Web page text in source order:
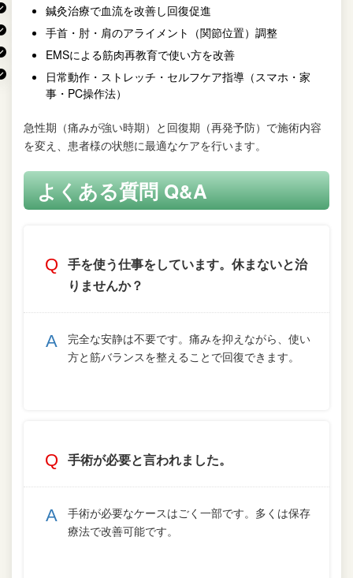
鍼灸治療で血流を改善し回復促進
手首・肘・肩のアライメント（関節位置）調整
EMSによる筋肉再教育で使い方を改善
日常動作・ストレッチ・セルフケア指導（スマホ・家
事・PC操作法）
急性期（痛みが強い時期）と回復期（再発予防）で施術内容
を変え、患者様の状態に最適なケアを行います。
よくある質問 Q&A
手を使う仕事をしています。休まないと治
りませんか？
完全な安静は不要です。痛みを抑えながら、使い
方と筋バランスを整えることで回復できます。
手術が必要と言われました。
手術が必要なケースはごく一部です。多くは保存
療法で改善可能です。